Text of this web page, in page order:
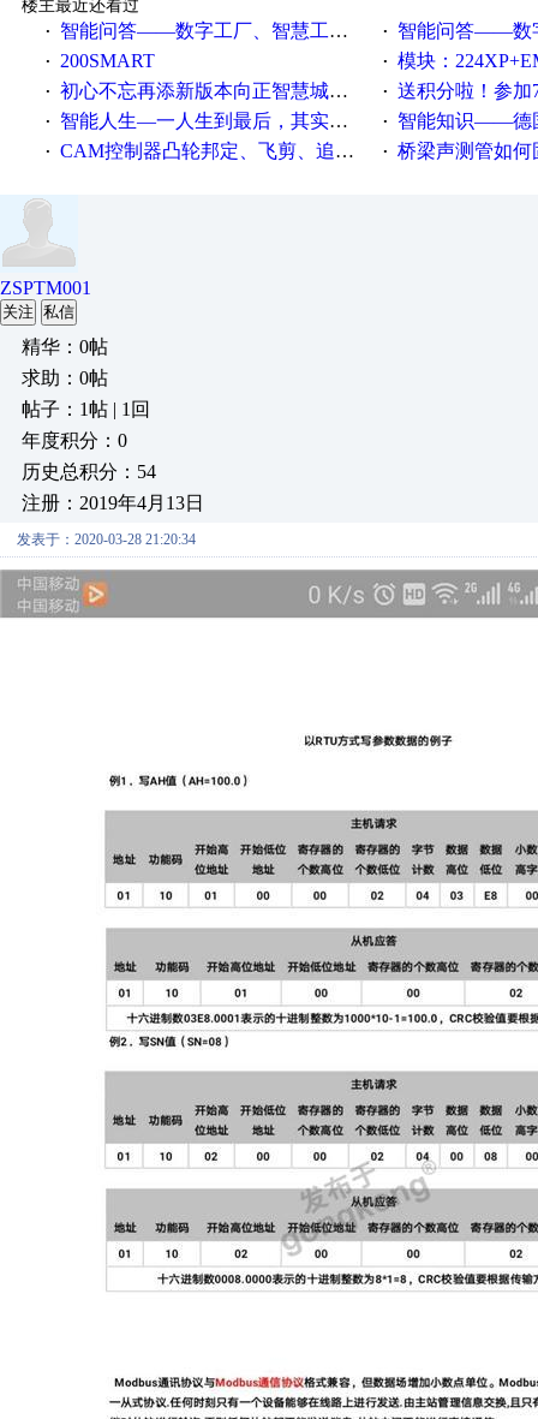
楼主最近还看过
·
智能问答——数字工厂、智慧工厂和智能制造三者的区别是什么？ · 智能问答——数字化工厂与
· 200SMART · 模块：
· 初心不忘再添新版本向正智慧城市云展厅3.0版亮相 · 送积分啦！参加7月6日
· 智能人生—一人生到最后，其实拼的都是人品 · 智能知识——德国工业崛起
· CAM控制器凸轮邦定、飞剪、追剪等C功能块 · 桥梁声测管如何固
ZSPTM001
关注 私信
精华：0帖
求助：0帖
帖子：1帖 | 1回
年度积分：0
历史总积分：54
注册：2019年4月13日
发表于：2020-03-28 21:20:34